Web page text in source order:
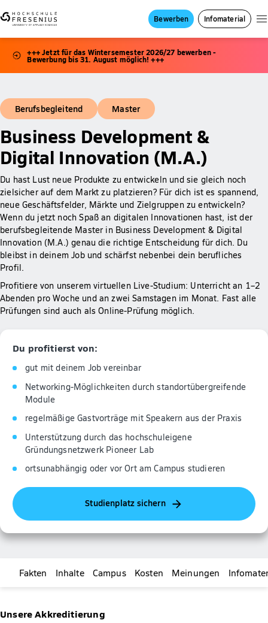
Bewerben Infomaterial
+++ Jetzt für das Wintersemester 2026/27 bewerben -
Bewerbung bis 31. August möglich! +++
Berufsbegleitend Master
Business Development &
Digital Innovation (M.A.)
Du hast Lust neue Produkte zu entwickeln und sie gleich noch
zielsicher auf dem Markt zu platzieren? Für dich ist es spannend,
neue Geschäftsfelder, Märkte und Zielgruppen zu entwickeln?
Wenn du jetzt noch Spaß an digitalen Innovationen hast, ist der
berufsbegleitende Master in Business Development & Digital
Innovation (M.A.) genau die richtige Entscheidung für dich. Du
bleibst in deinem Job und schärfst nebenbei dein berufliches
Profil.
Profitiere von unserem virtuellen Live-Studium: Unterricht an 1–2
Abenden pro Woche und an zwei Samstagen im Monat. Fast alle
Prüfungen sind auch als Online-Prüfung möglich.
Du profitierst von:
gut mit deinem Job vereinbar
Networking-Möglichkeiten durch standortübergreifende
Module
regelmäßige Gastvorträge mit Speakern aus der Praxis
Unterstützung durch das hochschuleigene
Gründungsnetzwerk Pioneer Lab
ortsunabhängig oder vor Ort am Campus studieren
Studienplatz sichern
Fakten Inhalte Campus Kosten Meinungen
Unsere Akkreditierung